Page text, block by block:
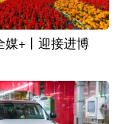
宁夏
媒+丨迎接进博